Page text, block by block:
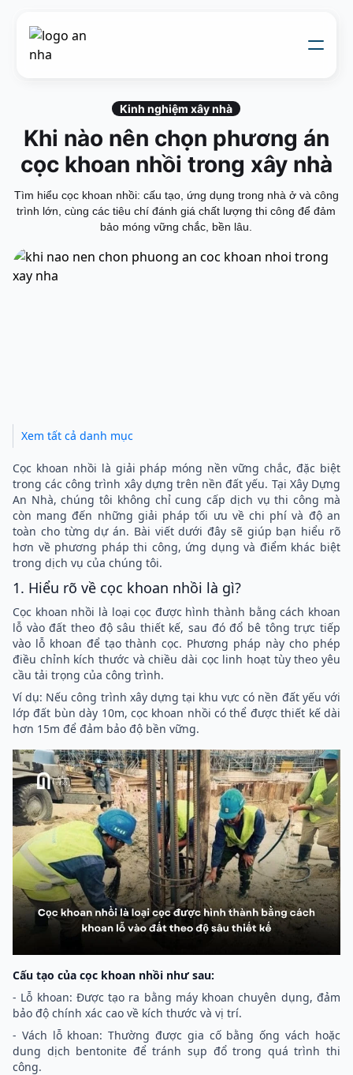
Dự án
Nhật kí thi công
Mẫu nhà
Liên hệ
Kinh nghiệm xây nhà
Khi nào nên chọn phương án
cọc khoan nhồi trong xây nhà
Tìm hiểu cọc khoan nhồi: cấu tạo, ứng dụng trong nhà ở và công
trình lớn, cùng các tiêu chí đánh giá chất lượng thi công để đảm
bảo móng vững chắc, bền lâu.
Xem tất cả danh mục
Cọc khoan nhồi là giải pháp móng nền vững chắc, đặc biệt
trong các công trình xây dựng trên nền đất yếu. Tại Xây Dựng
An Nhà, chúng tôi không chỉ cung cấp dịch vụ thi công mà
còn mang đến những giải pháp tối ưu về chi phí và độ an
toàn cho từng dự án. Bài viết dưới đây sẽ giúp bạn hiểu rõ
hơn về phương pháp thi công, ứng dụng và điểm khác biệt
trong dịch vụ của chúng tôi.
1. Hiểu rõ về cọc khoan nhồi là gì?
Cọc khoan nhồi là loại cọc được hình thành bằng cách khoan
lỗ vào đất theo độ sâu thiết kế, sau đó đổ bê tông trực tiếp
vào lỗ khoan để tạo thành cọc. Phương pháp này cho phép
điều chỉnh kích thước và chiều dài cọc linh hoạt tùy theo yêu
cầu tải trọng của công trình.
Ví dụ: Nếu công trình xây dựng tại khu vực có nền đất yếu với
lớp đất bùn dày 10m, cọc khoan nhồi có thể được thiết kế dài
hơn 15m để đảm bảo độ bền vững.
Cấu tạo của cọc khoan nhồi như sau:
- Lỗ khoan: Được tạo ra bằng máy khoan chuyên dụng, đảm
bảo độ chính xác cao về kích thước và vị trí.
- Vách lỗ khoan: Thường được gia cố bằng ống vách hoặc
dung dịch bentonite để tránh sụp đổ trong quá trình thi
công.